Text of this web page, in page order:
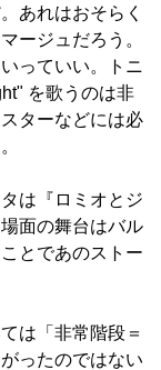
あれはおそらく
ージュだろう。
っていい。トニ
を歌うのは非
ターなどには必
は『ロミオとジ
面の舞台はバル
とであのストー
は「非常階段＝
ったのではない